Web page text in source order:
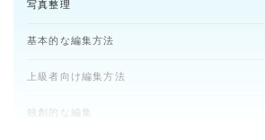
写真整理
基本的な編集方法
上級者向け編集方法
独創的な編集